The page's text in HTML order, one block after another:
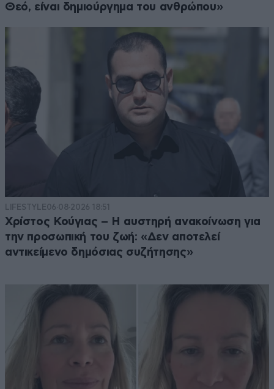
Θεό, είναι δημιούργημα του ανθρώπου»
LIFESTYLE06·08·2026 18:51
Χρίστος Κούγιας – Η αυστηρή ανακοίνωση για
την προσωπική του ζωή: «Δεν αποτελεί
αντικείμενο δημόσιας συζήτησης»